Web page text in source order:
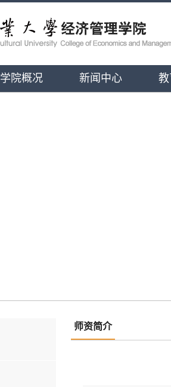
学院概况 新闻中心
师资简介